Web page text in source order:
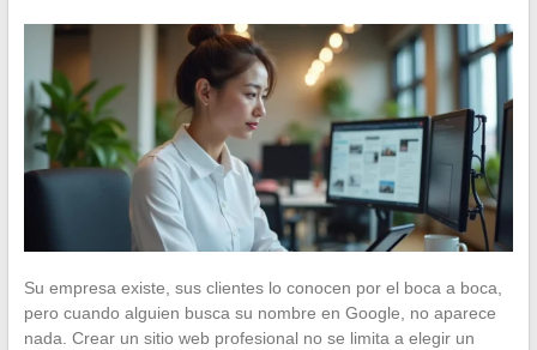
Su empresa existe, sus clientes lo conocen por el boca a boca,
pero cuando alguien busca su nombre en Google, no aparece
nada. Crear un sitio web profesional no se limita a elegir un